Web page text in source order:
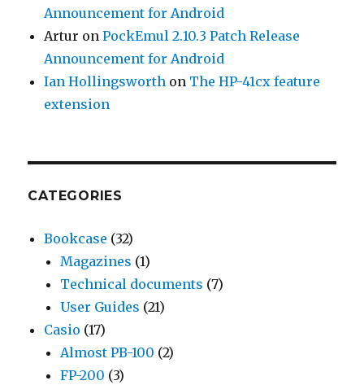
Announcement for Android
Artur onPockEmul 2.10.3 Patch Release
Announcement for Android
Ian Hollingsworth on The HP-41cx feature
extension
CATEGORIES
Bookcase (32)
Magazines (1)
Technical documents (7)
User Guides (21)
Casio (17)
Almost PB-100 (2)
FP-200 (3)